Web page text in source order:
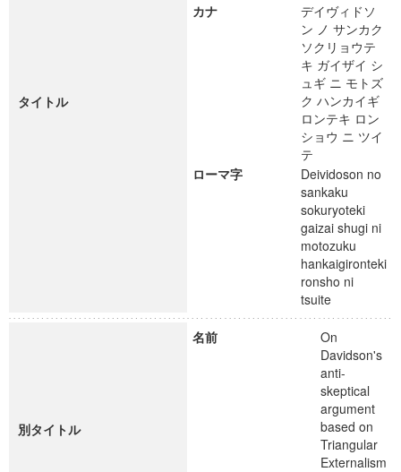
タイトル
カナ
デイヴィドソ
ン ノ サンカク
ソクリョウテ
キ ガイザイ シ
ュギ ニ モトズ
ク ハンカイギ
ロンテキ ロン
ショウ ニ ツイ
テ
ローマ字
Deividoson no
sankaku
sokuryoteki
gaizai shugi ni
motozuku
hankaigironteki
ronsho ni
tsuite
別タイトル
名前
On
Davidson's
anti-
skeptical
argument
based on
Triangular
Externalism